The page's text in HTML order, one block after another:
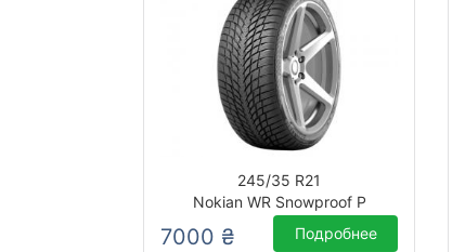
245/35 R21
Nokian WR Snowproof P
7000 ₴ Подробнее